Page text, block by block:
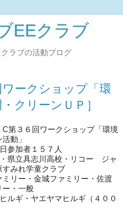
EEクラブ
ラブの活動ブログ
ワークショップ「環
クリーンＵＰ］
第３６回ワークショップ「環境
動」
参加者１５７人
県立具志川高校・リコー ジャ
みれ学童クラブ
ミリー・金城ファミリー・佐渡
ー・一般
ルギ・ヤエヤマヒルギ（４００